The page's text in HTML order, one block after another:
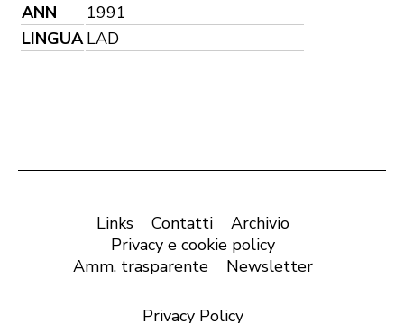
ANN
1991
LINGUA LAD
Links Contatti
Archivio
Privacy e cookie policy
Amm. trasparente
Newsletter
Privacy Policy